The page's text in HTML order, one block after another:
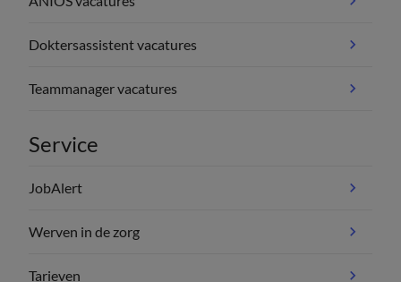
Doktersassistent vacatures
Teammanager vacatures
Service
JobAlert
Werven in de zorg
Tarieven